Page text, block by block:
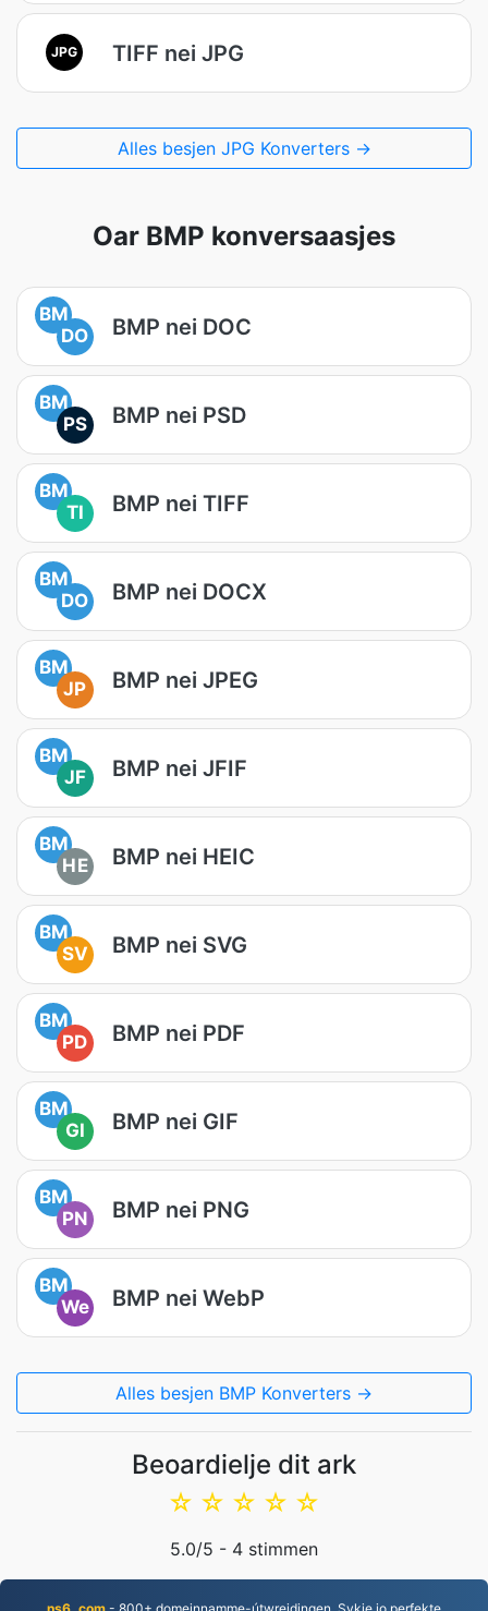
JPG TIFF nei JPG
Alles besjen JPG Konverters →
Oar BMP konversaasjes
BM
DO
BMP nei DOC
BM
PS
BMP nei PSD
BM
TI
BMP nei TIFF
BM
DO
BMP nei DOCX
BM
JP
BMP nei JPEG
BM
JF
BMP nei JFIF
BM
HE
BMP nei HEIC
BM
SV
BMP nei SVG
BM
PD
BMP nei PDF
BM
GI
BMP nei GIF
BM
PN
BMP nei PNG
BM
We
BMP nei WebP
Alles besjen BMP Konverters →
Beoardielje dit ark
☆
☆
☆
☆
☆
5.0/5 - 4 stimmen